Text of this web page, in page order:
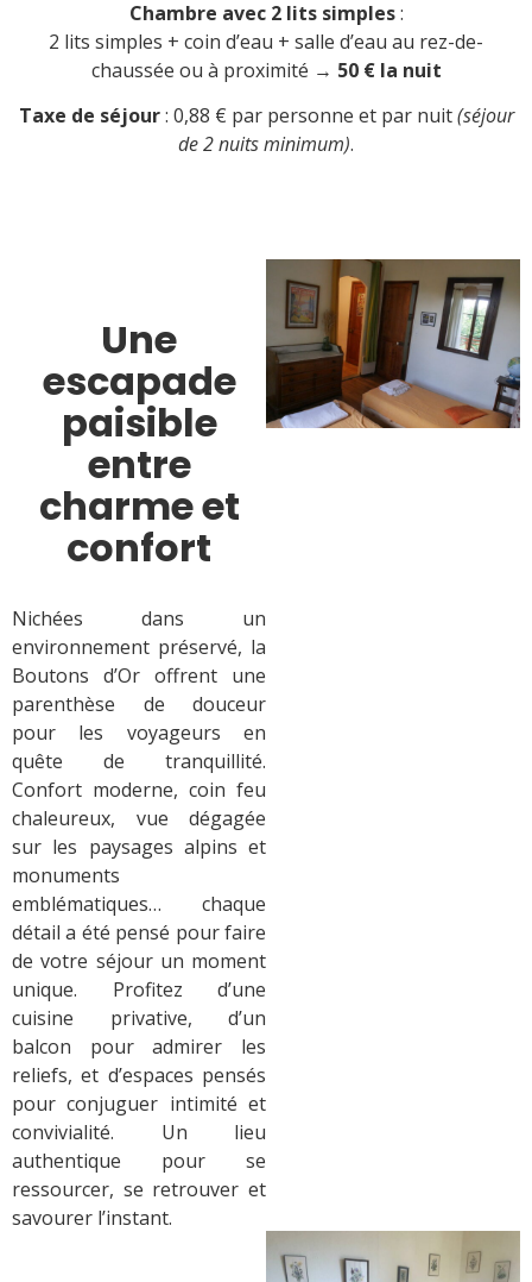
Chambre avec 2 lits simples:
2 lits simples + coin d’eau + salle d’eau au rez-de-
chaussée ou à proximité → 50 € la nuit
Taxe de séjour: 0,88 € par personne et par nuit(séjour
de 2 nuits minimum).
Une
escapade
paisible
entre
charme et
confort
Nichées dans un
environnement préservé, la
Boutons d’Or offrent une
parenthèse de douceur
pour les voyageurs en
quête de tranquillité.
Confort moderne, coin feu
chaleureux, vue dégagée
sur les paysages alpins et
monuments
emblématiques… chaque
détail a été pensé pour faire
de votre séjour un moment
unique. Profitez d’une
cuisine privative, d’un
balcon pour admirer les
reliefs, et d’espaces pensés
pour conjuguer intimité et
convivialité. Un lieu
authentique pour se
ressourcer, se retrouver et
savourer l’instant.